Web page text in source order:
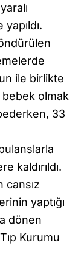
ile birlikte
bebek olmak
33
kaldırıldı.
cansız
yaptığı
dönen
Kurumu